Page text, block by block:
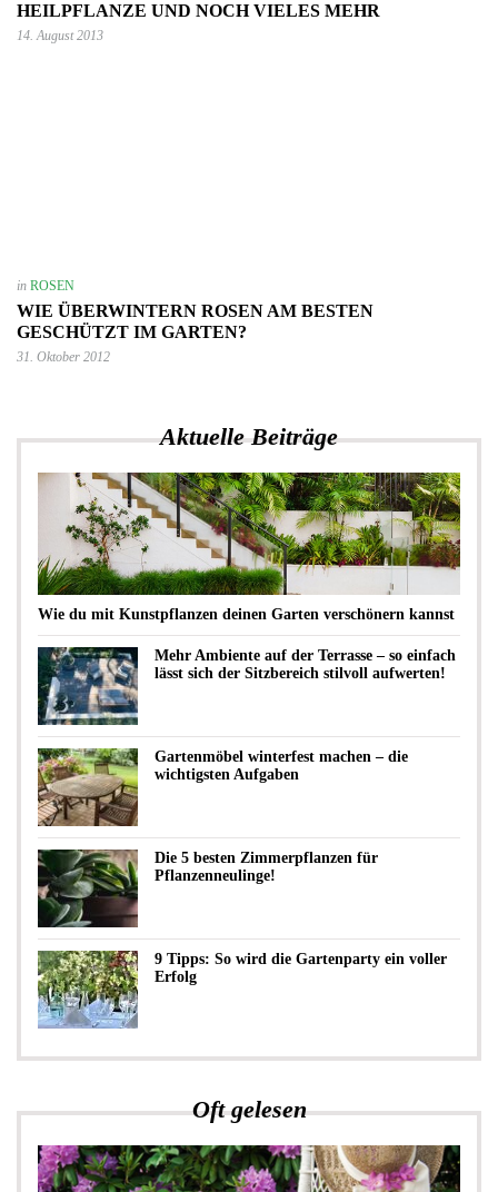
HEILPFLANZE UND NOCH VIELES MEHR
14. August 2013
in ROSEN
WIE ÜBERWINTERN ROSEN AM BESTEN
GESCHÜTZT IM GARTEN?
31. Oktober 2012
Aktuelle Beiträge
Wie du mit Kunstpflanzen deinen Garten verschönern kannst
Mehr Ambiente auf der Terrasse – so einfach
lässt sich der Sitzbereich stilvoll aufwerten!
Gartenmöbel winterfest machen – die
wichtigsten Aufgaben
Die 5 besten Zimmerpflanzen für
Pflanzenneulinge!
9 Tipps: So wird die Gartenparty ein voller
Erfolg
Oft gelesen